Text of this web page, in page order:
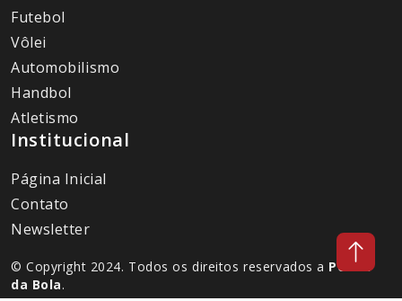
Futebol
Vôlei
Automobilismo
Handbol
Atletismo
Institucional
Página Inicial
Contato
Newsletter
© Copyright 2024. Todos os direitos reservados a Portal
da Bola.